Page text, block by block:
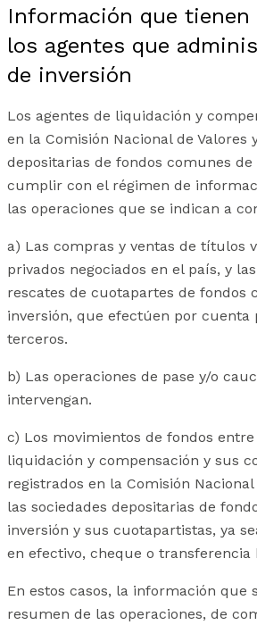
Información que tienen
los agentes que
de inversión
Los agentes de liquidación y
en la Comisión Nacional de Valores
depositarias de fondos comunes de
cumplir con el régimen de
las operaciones que se indican a
a) Las compras y ventas de títulos
privados negociados en el país, y
rescates de cuotapartes de fondos
inversión, que efectúen por cuenta
terceros.
b) Las operaciones de pase y/o
intervengan.
c) Los movimientos de fondos
liquidación y compensación y sus
registrados en la Comisión
las sociedades depositarias de
inversión y sus cuotapartistas, ya
en efectivo, cheque o transferencia
En estos casos, la información que
resumen de las operaciones, de